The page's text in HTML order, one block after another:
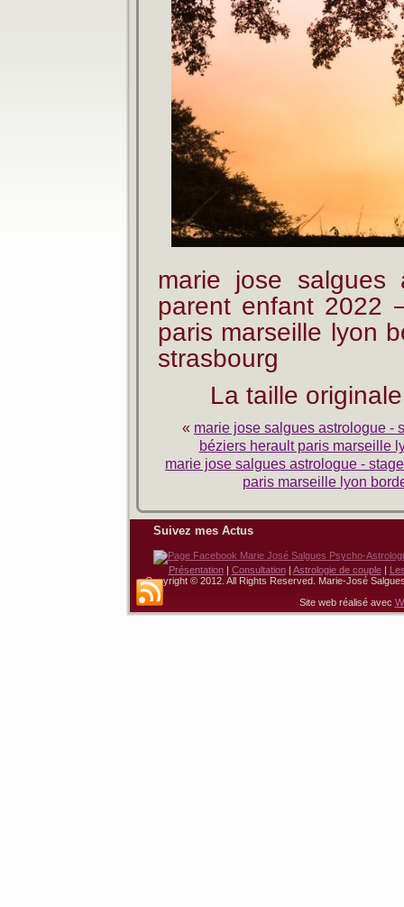
marie jose salgues
parent enfant 2022
paris marseille lyon
strasbourg
La taille
« marie jose salgues astrologue -
béziers herault paris marseille
marie jose salgues astrologue -
paris marseille lyon
Suivez mes Actus
Présentation| Consultation| Astrologie de couple|
Copyright © 2012. All Rights Reserved. Marie-José
Site web réalisé avec